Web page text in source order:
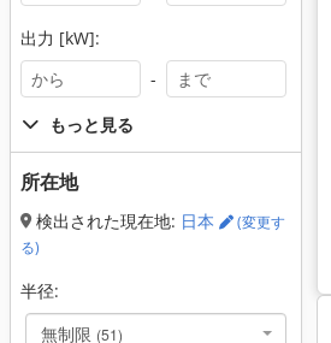
出力 [kW]:
-
もっと見る
所在地
検出された現在地: 日本
(変更す
る)
半径:
無制限 (51)